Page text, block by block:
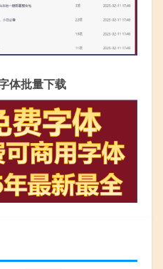
体批量下载